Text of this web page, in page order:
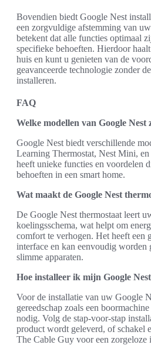
Bovendien biedt Google Nest
een zorgvuldige afstemming van
betekent dat alle functies optimaal
specifieke behoeften. Hierdoor
huis en kunt u genieten van de
geavanceerde technologie zonder
installeren.
FAQ
Welke modellen van Google
Google Nest biedt verschillende
Learning Thermostat, Nest Mini,
heeft unieke functies en voordelen
behoeften in een smart home.
Wat maakt de Google Nest
De Google Nest thermostaat leert
koelingsschema, wat helpt om
comfort te verhogen. Het heeft een
interface en kan eenvoudig worden
slimme apparaten.
Hoe installeer ik mijn Google
Voor de installatie van uw Google
gereedschap zoals een
nodig. Volg de stap-voor-stap
product wordt geleverd, of schakel
The Cable Guy voor een zorgeloze